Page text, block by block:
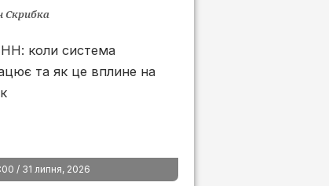
Скрибка
/ 31 липня, 2026